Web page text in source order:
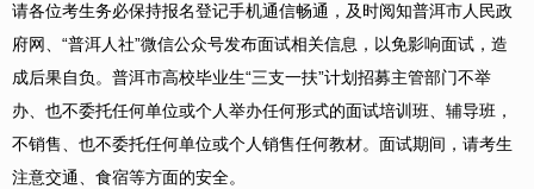
请各位考生务必保持报名登记手机通信畅通，及时阅知普洱市人民政
府网、“普洱人社”微信公众号发布面试相关信息，以免影响面试，造
成后果自负。普洱市高校毕业生“三支一扶”计划招募主管部门不举
办、也不委托任何单位或个人举办任何形式的面试培训班、辅导班，
不销售、也不委托任何单位或个人销售任何教材。面试期间，请考生
注意交通、食宿等方面的安全。